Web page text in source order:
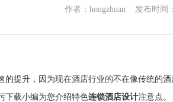
作者：hongzhuan 发布时间
升，因为现在酒店行业的不在像传统的酒
污下载小编为您介绍特色连锁酒店设计注意点。